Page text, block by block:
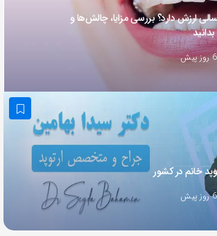
ارزش دارد؟ بررسی مزایا، چالش‌ها و
6 روز پیش
خانم در کشور
6 روز پیش